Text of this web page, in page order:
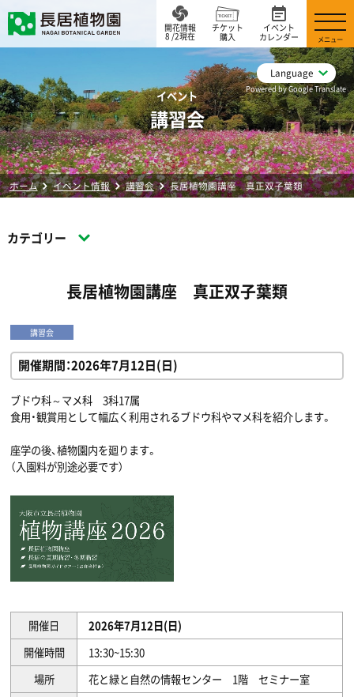
Language
Powered by Google Translate
開花情報
8 /2現在
チケット
購入
イベント
カレンダー
メニュー
イベント
講習会
ホーム イベント情報 講習会 長居植物園講座 真正双子葉類
カテゴリー
長居植物園講座 真正双子葉類
講習会
開催期間：2026年7月12日(日)
ブドウ科～マメ科 3科17属
食用・観賞用として幅広く利用されるブドウ科やマメ科を紹介します。
座学の後、植物園内を廻ります。
（入園料が別途必要です）
開催日
2026年7月12日(日)
開催時間
13:30~15:30
場所
花と緑と自然の情報センター 1階 セミナー室